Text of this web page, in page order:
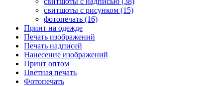
свитшоты с рисунком (15)
фотопечать (16)
Принт на одежде
Печать изображений
Печать надписей
Нанесение изображений
Принт оптом
Цветная печать
Фотопечать